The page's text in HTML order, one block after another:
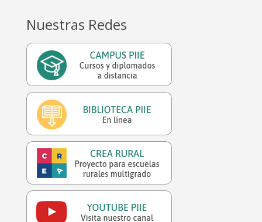
Nuestras Redes